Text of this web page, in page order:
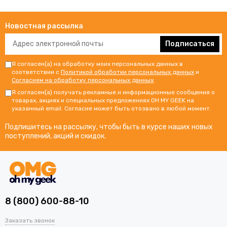
через корзину или позвонить нам по телефону 8 (800)
600-88-10.
Новостная рассылка
Подписаться
Я согласен(а) на обработку моих персональных данных в
соответствии с Политикой обработки персональных данных и
Согласием на обработку персональных данных.
Я согласен(а) получать рекламные и информационные сообщения о
товарах, акциях и специальных предложениях OH MY GEEK на
указанный email. Согласие может быть отозвано в любой момент.
Подпишитесь на рассылку, чтобы быть в курсе наших новых
поступлений, акций и скидок.
8 (800) 600-88-10
Заказать звонок